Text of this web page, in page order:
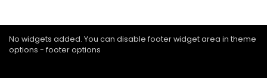
No widgets added. You can disable footer widget area in theme
options - footer options